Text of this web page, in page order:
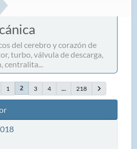
del cerebro y corazón de
turbo, válvula de descarga,
1 2 3 4 ... 218